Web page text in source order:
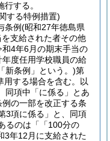
する。
する特例措置)
条例(昭和27年徳島県
支給された者その他
4年6月の期末手当の
度任用学校職員の給
新条例」という。)第
する場合を含む。以
同項中「に係る」とあ
の一部を改正する条
3項に係る」と、同項
るのは「「100分の
3年12月に支給された